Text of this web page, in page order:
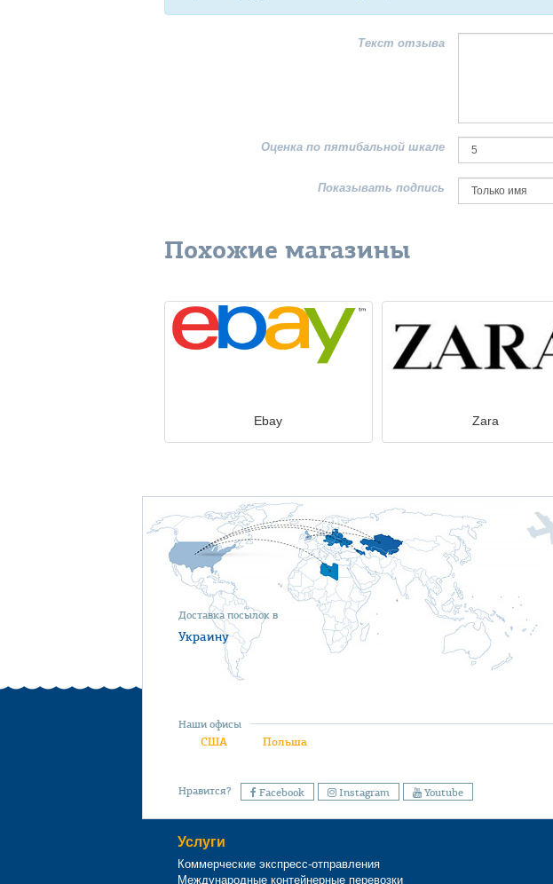
Текст отзыва
Оценка по пятибальной шкале
Показывать подпись
Похожие магазины
Ebay Zara
Доставка посылок в
Украину
Наши офисы
США Польша
Нравится? Facebook Instagram Youtube
Услуги
Коммерческие экспресс-отправления
Международные контейнерные перевозки